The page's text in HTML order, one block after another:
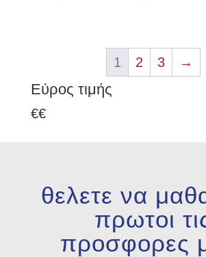
1 2 3 →
Εύρος τιμής
€€
θελετε να
πρωτοι
προσφορες